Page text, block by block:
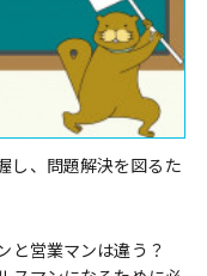
し、問題解決を図るた
と営業マンは違う？